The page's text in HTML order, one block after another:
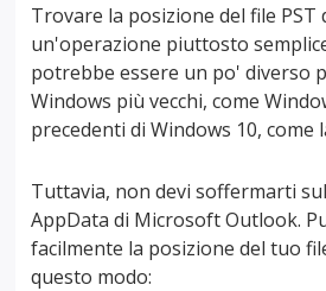
Trovare la posizione del file PST
un'operazione piuttosto
potrebbe essere un po' diverso
Windows più vecchi, come
precedenti di Windows 10, come
Tuttavia, non devi soffermarti
AppData di Microsoft Outlook.
facilmente la posizione del tuo
questo modo: